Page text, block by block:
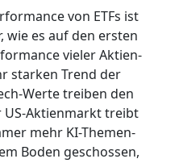
von ETFs ist
wie es auf den ersten
vieler Aktien-
starken Trend der
Werte treiben den
US-Aktienmarkt treibt
mehr KI-Themen-
Boden geschossen,